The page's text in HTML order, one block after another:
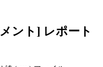
ント] レポート